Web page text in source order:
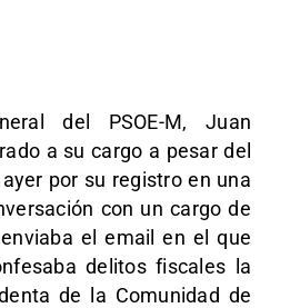
del PSOE-M, Juan
a su cargo a pesar del
por su registro en una
con un cargo de
el email en el que
delitos fiscales la
de la Comunidad de